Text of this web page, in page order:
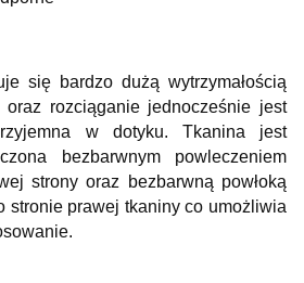
się bardzo dużą wytrzymałością
oraz rozciąganie jednocześnie jest
w dotyku. Tkanina jest
bezbarwnym powleczeniem
strony oraz bezbarwną powłoką
stronie prawej tkaniny co umożliwia